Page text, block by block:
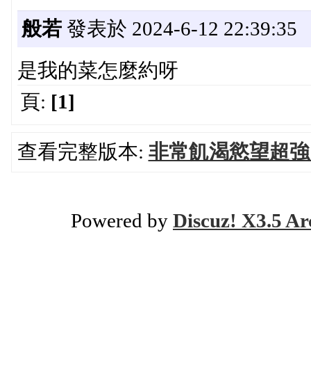
般若發表於 2024-6-12 22:39:35
是我的菜怎麼約呀
頁: [1]
查看完整版本: 非常飢渴慾望超
Powered by Discuz! X3.5